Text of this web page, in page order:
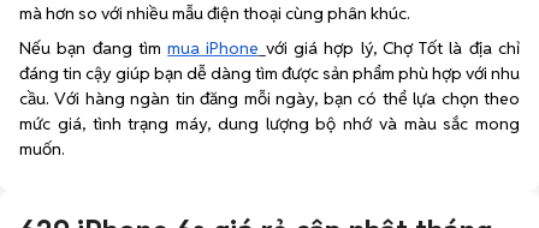
mà hơn so với nhiều mẫu điện thoại cùng phân khúc.
Nếu bạn đang tìmmua iPhone với giá hợp lý, Chợ Tốt là địa chỉ
đáng tin cậy giúp bạn dễ dàng tìm được sản phẩm phù hợp với nhu
cầu. Với hàng ngàn tin đăng mỗi ngày, bạn có thể lựa chọn theo
mức giá, tình trạng máy, dung lượng bộ nhớ và màu sắc mong
muốn.